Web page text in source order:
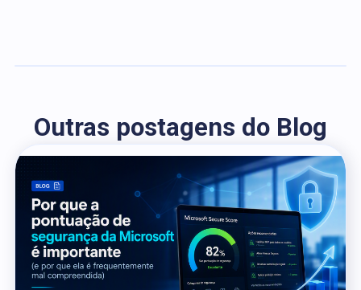
Outras postagens do Blog